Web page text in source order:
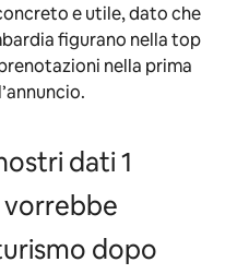
e utile, dato che
figurano nella top
nella prima
dati 1
vorrebbe
dopo